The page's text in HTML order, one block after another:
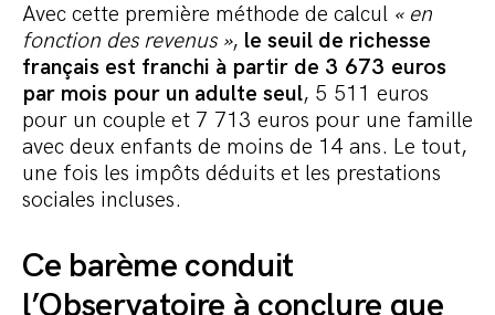
Avec cette première méthode de calcul « en
fonction des revenus », le seuil de richesse
français est franchi à partir de 3 673 euros
par mois pour un adulte seul, 5 511 euros
pour un couple et 7 713 euros pour une famille
avec deux enfants de moins de 14 ans. Le tout,
une fois les impôts déduits et les prestations
sociales incluses.
Ce barème conduit
l’Observatoire à conclure que